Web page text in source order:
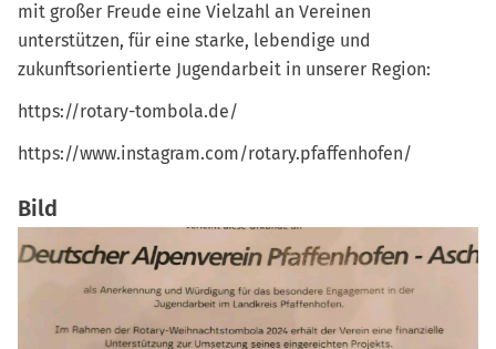
mit großer Freude eine Vielzahl an Vereinen
unterstützen, für eine starke, lebendige und
zukunftsorientierte Jugendarbeit in unserer Region:
https://rotary-tombola.de/
https://www.instagram.com/rotary.pfaffenhofen/
Bild